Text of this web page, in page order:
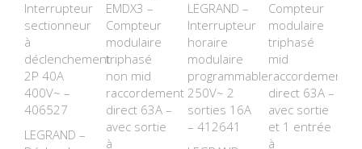
Interrupteur
sectionneur
à
déclenchement
2P 40A
400V~ –
406527
LEGRAND –
EMDX3 –
Compteur
modulaire
triphasé
non mid
raccordement
direct 63A –
avec sortie
à
LEGRAND –
Interrupteur
horaire
modulaire
programmable
250V~ 2
sorties 16A
– 412641
Compteur
modulaire
triphasé
mid
raccordement
direct 63A –
avec sortie
et 1 entrée
à